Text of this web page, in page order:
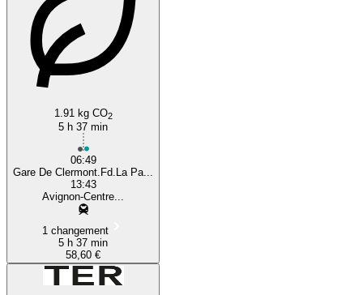
1.91 kg CO2
5 h 37 min
06:49
Gare De Clermont.Fd.La Pa...
13:43
Avignon-Centre...
1 changement
5 h 37 min
58,60 €